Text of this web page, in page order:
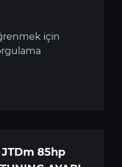
için
JTDm 85hp